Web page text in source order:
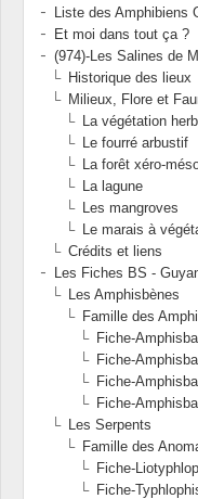
Liste des Amphibiens
Et moi dans tout ça ?
(974)-Les Salines de
Historique des lieux
Milieux, Flore et
La végétation
Le fourré arbustif
La forêt xéro-
La lagune
Les mangroves
Le marais à
Crédits et liens
Les Fiches BS -
Les Amphisbènes
Famille des
Fiche-
Fiche-
Fiche-
Fiche-
Les Serpents
Famille des
Fiche-
Fiche-